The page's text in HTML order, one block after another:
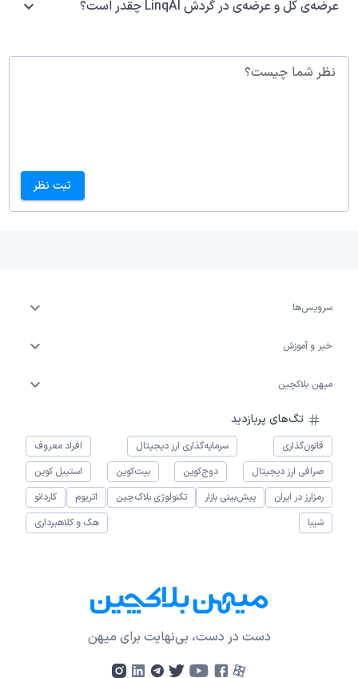
عرضه‌ی کل و عرضه‌ی در گردش LinqAI چقدر است؟
نظر شما چیست؟
ثبت نظر
سرویس‌ها
خبر و آموزش
میهن بلاکچین
تگ‌های پربازدید
قانون‌گذاری سرمایه‌گذاری ارز دیجیتال
افراد معروف
صرافی ارز دیجیتال
دوج‌کوین بیت‌کوین
استیبل کوین
رمزارز در ایران
پیش‌بینی بازار تکنولوژی بلاک‌چین اتریوم
کاردانو
شیبا
هک و کلاهبرداری
دست در دست، بی‌نهایت برای میهن